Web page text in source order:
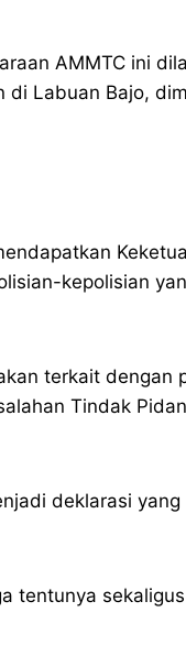
AMMTC ini
Labuan Bajo,
kepolisian
terkait dengan
Tindak
deklarasi
tentunya